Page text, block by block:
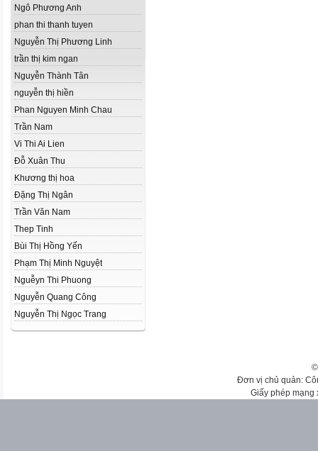
Ngô Phương Anh
phan thi thanh tuyen
Nguyễn Thị Phương Linh
trần thị kim ngan
Nguyễn Thành Tân
nguyễn thị hiền
Phan Nguyen Minh Chau
Trần Nam
Vi Thi Ai Lien
Đỗ Xuân Thu
Khương thị hoa
Đặng Thị Ngân
Trần Văn Nam
Thep Tinh
Bùi Thị Hồng Yến
Phạm Thị Minh Nguyệt
Nguễyn Thi Phuong
Nguyễn Quang Công
Nguyễn Thị Ngọc Trang
Đơn vị chủ quản:
Giấy phép mạng